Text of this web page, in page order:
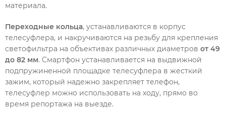
материала.
Переходные кольца, устанавливаются в корпус
телесуфлера, и накручиваются на резьбу для крепления
светофильтра на объективах различных диаметров от 49
до 82 мм. Смартфон устанавливается на выдвижной
подпружиненной площадке телесуфлера в жесткий
зажим, который надежно закрепляет телефон,
телесуфлер можно использовать на ходу, прямо во
время репортажа на выезде.